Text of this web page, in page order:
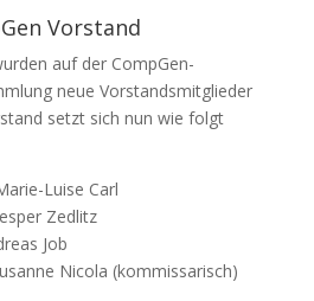
Vorstand
auf der CompGen-
neue Vorstandsmitglieder
setzt sich nun wie folgt
Luise Carl
Zedlitz
Job
Nicola (kommissarisch)